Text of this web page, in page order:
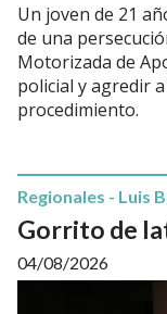
Un joven de 21
de una
Motorizada de
policial y agredir
procedimiento.
Gorrito de
Regionales - Luis
04/08/2026